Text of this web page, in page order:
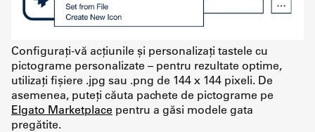
Configurați-vă acțiunile și personalizați tastele cu
pictograme personalizate – pentru rezultate optime,
utilizați fișiere .jpg sau .png de 144 x 144 pixeli. De
asemenea, puteți căuta pachete de pictograme pe
Elgato Marketplace pentru a găsi modele gata
pregătite.